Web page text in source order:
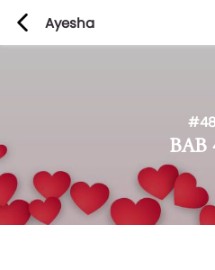
Ayesha
#48
BAB